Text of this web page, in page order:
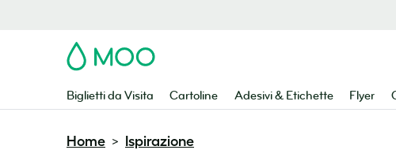
MOO
Biglietti da Visita Cartoline Adesivi & Etichette Flyer
Home > Ispirazione